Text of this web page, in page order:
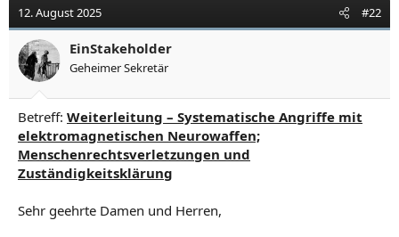
t
i
o
n
e
12. August 2025 #22
EinStakeholder
Geheimer Sekretär
Betreff: Weiterleitung – Systematische Angriffe mit
elektromagnetischen Neurowaffen;
Menschenrechtsverletzungen und
Zuständigkeitsklärung
Sehr geehrte Damen und Herren,